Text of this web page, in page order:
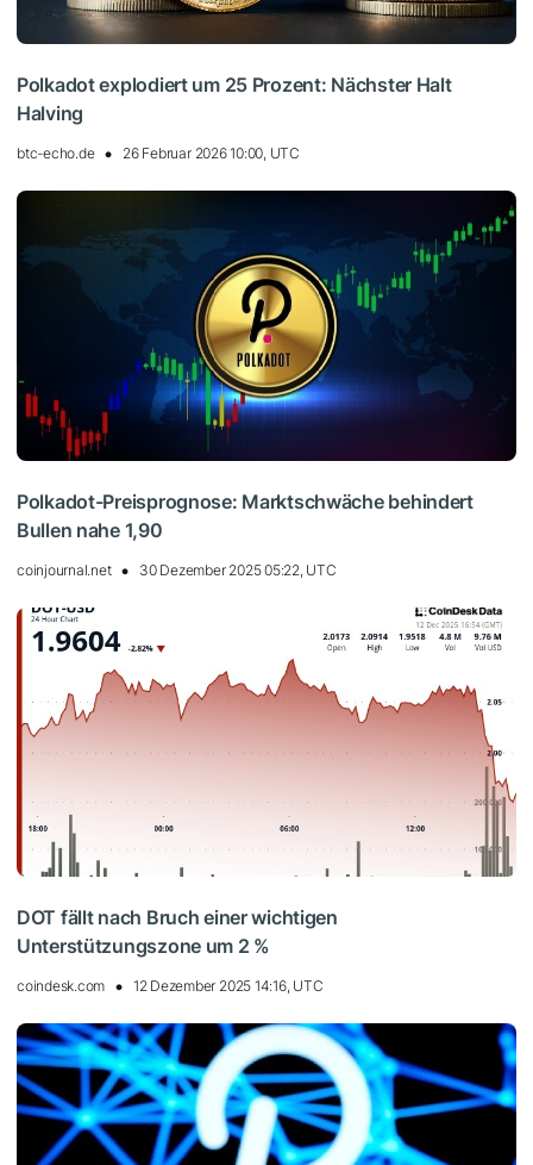
Polkadot explodiert um 25 Prozent: Nächster Halt
Halving
btc-echo.de 26 Februar 2026 10:00, UTC
Polkadot-Preisprognose: Marktschwäche behindert
Bullen nahe 1,90
coinjournal.net 30 Dezember 2025 05:22, UTC
DOT fällt nach Bruch einer wichtigen
Unterstützungszone um 2 %
coindesk.com 12 Dezember 2025 14:16, UTC